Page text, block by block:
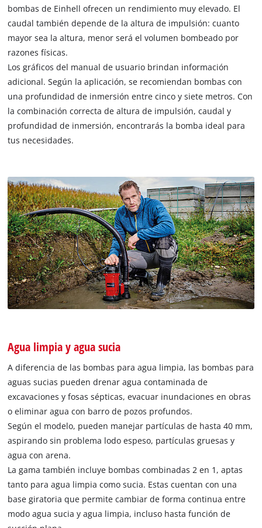
bombas de Einhell ofrecen un rendimiento muy elevado. El
caudal también depende de la altura de impulsión: cuanto
mayor sea la altura, menor será el volumen bombeado por
razones físicas.
Los gráficos del manual de usuario brindan información
adicional. Según la aplicación, se recomiendan bombas con
una profundidad de inmersión entre cinco y siete metros. Con
la combinación correcta de altura de impulsión, caudal y
profundidad de inmersión, encontrarás la bomba ideal para
tus necesidades.
Agua limpia y agua sucia
A diferencia de las bombas para agua limpia, las bombas para
aguas sucias pueden drenar agua contaminada de
excavaciones y fosas sépticas, evacuar inundaciones en obras
o eliminar agua con barro de pozos profundos.
Según el modelo, pueden manejar partículas de hasta 40 mm,
aspirando sin problema lodo espeso, partículas gruesas y
agua con arena.
La gama también incluye bombas combinadas 2 en 1, aptas
tanto para agua limpia como sucia. Estas cuentan con una
base giratoria que permite cambiar de forma continua entre
modo agua sucia y agua limpia, incluso hasta función de